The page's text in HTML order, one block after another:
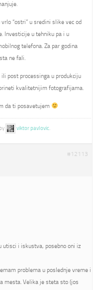
“ostri” u sredini slike vec od
Investicije u tehniku pa i u
telefona. Za par godina
ne fali.
post processinga u produkciju
kvalitetnijim fotografijama.
da ti posavetujem
viktor pavlovic.
#12113
utisci i iskustva, posebno oni iz
problema u poslednje vreme i
mesta. Velika je steta sto (jos